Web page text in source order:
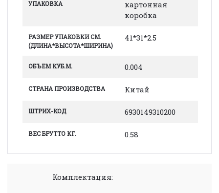
УПАКОВКА
картонная
коробка
РАЗМЕР УПАКОВКИ СМ.
(ДЛИНА*ВЫСОТА*ШИРИНА)
41*31*2.5
ОБЪЕМ КУБ.М. 0.004
СТРАНА ПРОИЗВОДСТВА Китай
ШТРИХ-КОД 6930149310200
ВЕС БРУТТО КГ. 0.58
Комплектация: